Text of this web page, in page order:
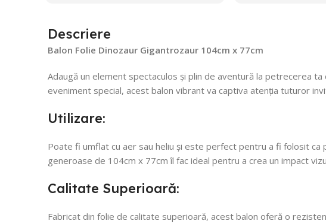
Descriere
Balon Folie Dinozaur Gigantrozaur 104cm x 77cm
Adaugă un element spectaculos și plin de aventură la petrecerea
eveniment special, acest balon vibrant va captiva atenția tuturor
Utilizare:
Poate fi umflat cu aer sau heliu și este perfect pentru a fi folosit
generoase de 104cm x 77cm îl fac ideal pentru a crea un impact
Calitate Superioară:
Fabricat din folie de calitate superioară, acest balon oferă o